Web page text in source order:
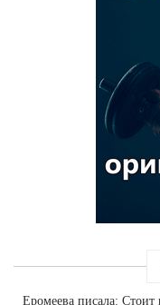
Еромеева писала: Стоит